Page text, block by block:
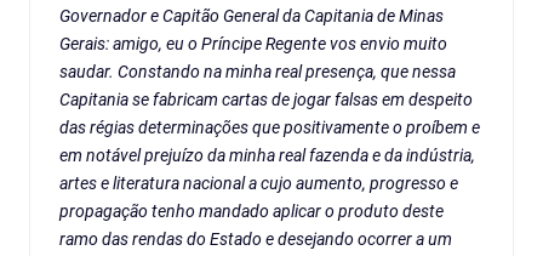
Governador e Capitão General da Capitania de Minas
Gerais: amigo, eu o Príncipe Regente vos envio muito
saudar. Constando na minha real presença, que nessa
Capitania se fabricam cartas de jogar falsas em despeito
das régias determinações que positivamente o proíbem e
em notável prejuízo da minha real fazenda e da indústria,
artes e literatura nacional a cujo aumento, progresso e
propagação tenho mandado aplicar o produto deste
ramo das rendas do Estado e desejando ocorrer a um